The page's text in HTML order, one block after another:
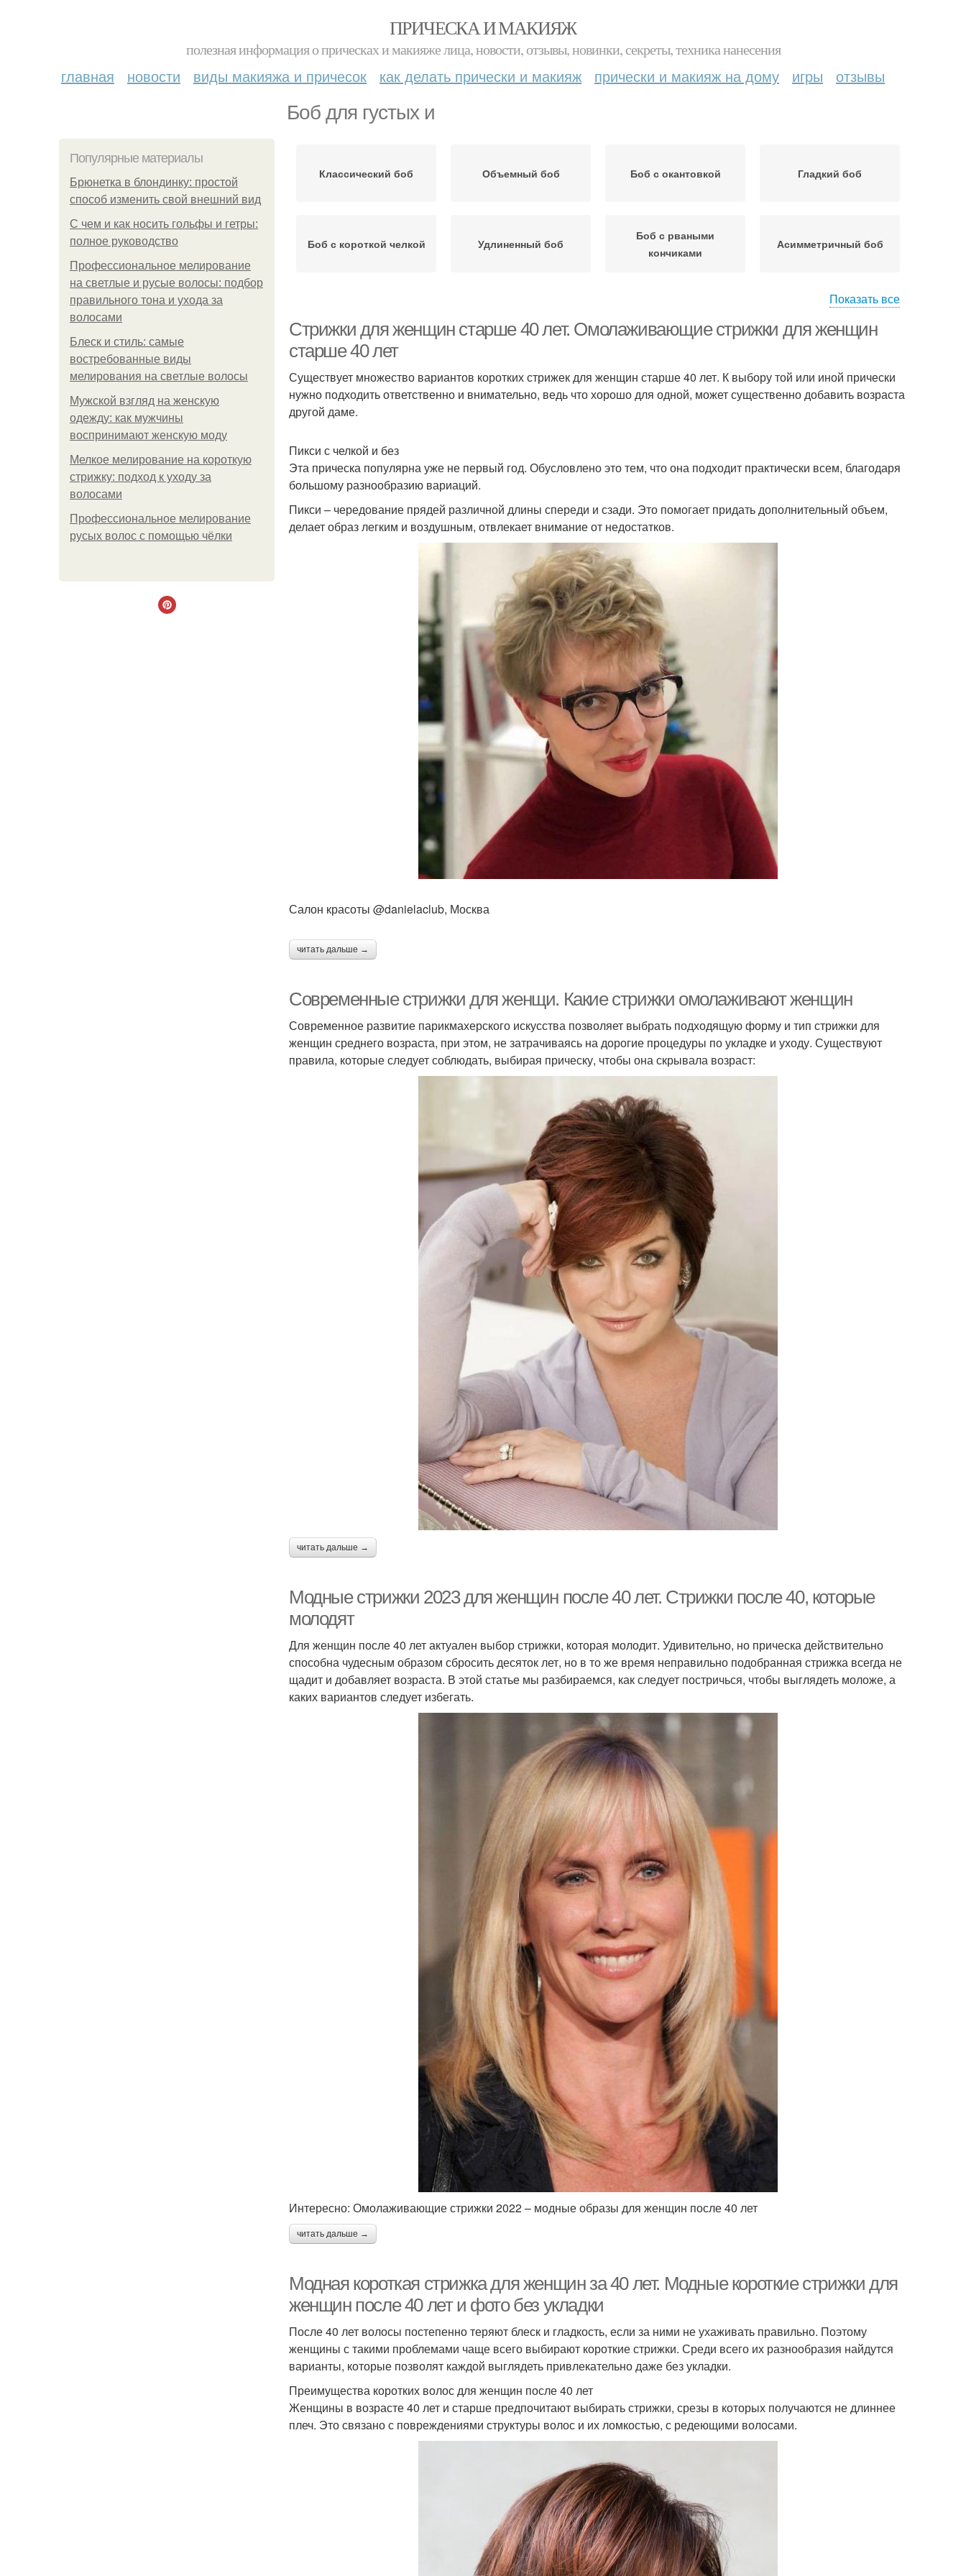
ПРИЧЕСКА И МАКИЯЖ
полезная информация о прическах и макияже лица, новости, отзывы, новинки, секреты, техника нанесения
главная новости виды макияжа и причесок как делать прически и макияж прически и макияж на дому игры отзывы
Боб для густых и
Популярные материалы
Брюнетка в блондинку: простой
способ изменить свой внешний вид
С чем и как носить гольфы и гетры:
полное руководство
Профессиональное мелирование
на светлые и русые волосы: подбор
правильного тона и ухода за
волосами
Блеск и стиль: самые
востребованные виды
мелирования на светлые волосы
Мужской взгляд на женскую
одежду: как мужчины
воспринимают женскую моду
Мелкое мелирование на короткую
стрижку: подход к уходу за
волосами
Профессиональное мелирование
русых волос с помощью чёлки
Классический боб Объемный боб Боб с окантовкой Гладкий боб
Боб с короткой челкой Удлиненный боб
Боб с рваными
кончиками
Асимметричный боб
волосы
Показать все
Стрижки для женщин старше 40 лет. Омолаживающие стрижки для женщин
старше 40 лет
Существует множество вариантов коротких стрижек для женщин старше 40 лет. К выбору той или иной прически
нужно подходить ответственно и внимательно, ведь что хорошо для одной, может существенно добавить возраста
другой даме.
Пикси с челкой и без
Эта прическа популярна уже не первый год. Обусловлено это тем, что она подходит практически всем, благодаря
большому разнообразию вариаций.
Пикси – чередование прядей различной длины спереди и сзади. Это помогает придать дополнительный объем,
делает образ легким и воздушным, отвлекает внимание от недостатков.
Салон красоты @danielaclub, Москва
читать дальше →
Современные стрижки для женщи. Какие стрижки омолаживают женщин
Современное развитие парикмахерского искусства позволяет выбрать подходящую форму и тип стрижки для
женщин среднего возраста, при этом, не затрачиваясь на дорогие процедуры по укладке и уходу. Существуют
правила, которые следует соблюдать, выбирая прическу, чтобы она скрывала возраст:
читать дальше →
Модные стрижки 2023 для женщин после 40 лет. Стрижки после 40, которые
молодят
Для женщин после 40 лет актуален выбор стрижки, которая молодит. Удивительно, но прическа действительно
способна чудесным образом сбросить десяток лет, но в то же время неправильно подобранная стрижка всегда не
щадит и добавляет возраста. В этой статье мы разбираемся, как следует постричься, чтобы выглядеть моложе, а
каких вариантов следует избегать.
Интересно: Омолаживающие стрижки 2022 – модные образы для женщин после 40 лет
читать дальше →
Модная короткая стрижка для женщин за 40 лет. Модные короткие стрижки для
женщин после 40 лет и фото без укладки
После 40 лет волосы постепенно теряют блеск и гладкость, если за ними не ухаживать правильно. Поэтому
женщины с такими проблемами чаще всего выбирают короткие стрижки. Среди всего их разнообразия найдутся
варианты, которые позволят каждой выглядеть привлекательно даже без укладки.
Преимущества коротких волос для женщин после 40 лет
Женщины в возрасте 40 лет и старше предпочитают выбирать стрижки, срезы в которых получаются не длиннее
плеч. Это связано с повреждениями структуры волос и их ломкостью, с редеющими волосами.